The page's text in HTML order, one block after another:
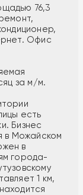
76,3
Офис
за м/м.
есть
Бизнес
в Можайском
в
города-
1 км,